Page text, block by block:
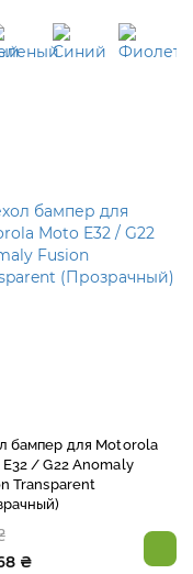
бампер для Motorola
/ G22 Anomaly
Transparent
₴